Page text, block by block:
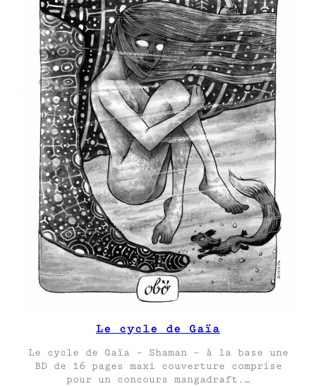
Le cycle de Gaïa
Le cycle de Gaïa – Shaman – à la base une
BD de 16 pages maxi couverture comprise
pour un concours mangadraft.…